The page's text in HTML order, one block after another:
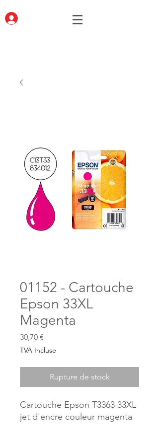
01152 - Cartouche
Epson 33XL
Magenta
30,70 €
TVA Incluse
Rupture de stock
Cartouche Epson T3363 33XL
jet d'encre couleur magenta